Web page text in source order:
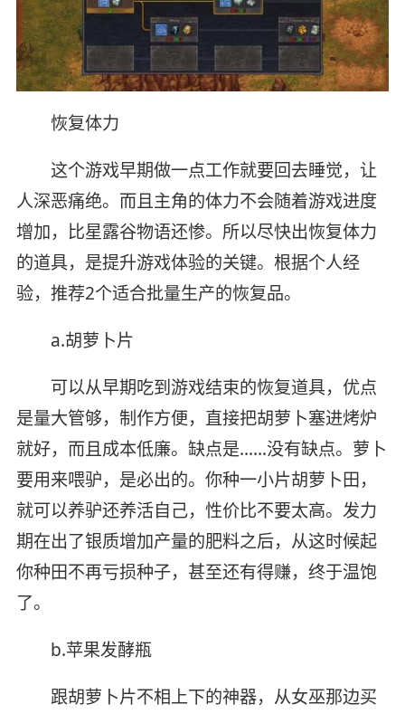
恢复体力
这个游戏早期做一点工作就要回去睡觉，让
人深恶痛绝。而且主角的体力不会随着游戏进度
增加，比星露谷物语还惨。所以尽快出恢复体力
的道具，是提升游戏体验的关键。根据个人经
验，推荐2个适合批量生产的恢复品。
a.胡萝卜片
可以从早期吃到游戏结束的恢复道具，优点
是量大管够，制作方便，直接把胡萝卜塞进烤炉
就好，而且成本低廉。缺点是……没有缺点。萝卜
要用来喂驴，是必出的。你种一小片胡萝卜田，
就可以养驴还养活自己，性价比不要太高。发力
期在出了银质增加产量的肥料之后，从这时候起
你种田不再亏损种子，甚至还有得赚，终于温饱
了。
b.苹果发酵瓶
跟胡萝卜片不相上下的神器，从女巫那边买